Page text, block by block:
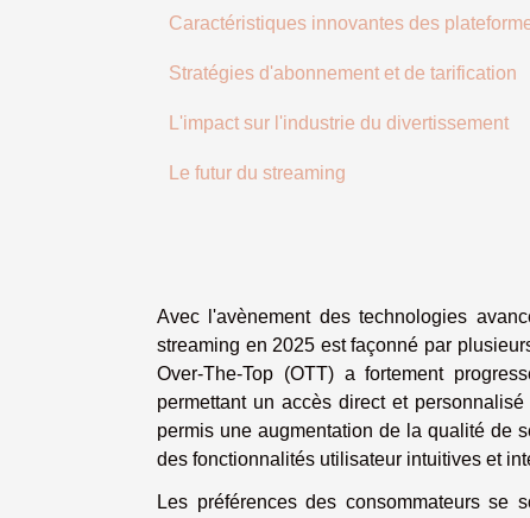
Caractéristiques innovantes des
Stratégies d'abonnement et de tarification
L'impact sur l'industrie du divertissement
Le futur du streaming
Avec l'avènement des technologies
streaming en 2025 est façonné par
Over-The-Top (OTT) a fortement
permettant un accès direct et
permis une augmentation de la qualité de
des fonctionnalités utilisateur intuitives et
Les préférences des consommateurs se